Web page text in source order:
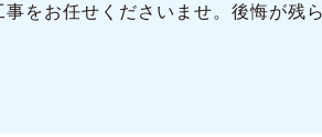
をお任せくださいませ。後悔が残